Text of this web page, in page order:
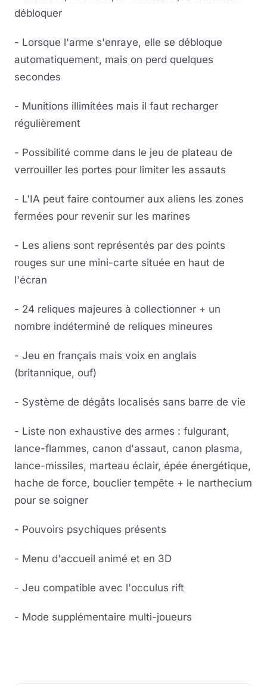
débloquer
- Lorsque l'arme s'enraye, elle se débloque
automatiquement, mais on perd quelques
secondes
- Munitions illimitées mais il faut recharger
régulièrement
- Possibilité comme dans le jeu de plateau de
verrouiller les portes pour limiter les assauts
- L'IA peut faire contourner aux aliens les zones
fermées pour revenir sur les marines
- Les aliens sont représentés par des points
rouges sur une mini-carte située en haut de
l'écran
- 24 reliques majeures à collectionner + un
nombre indéterminé de reliques mineures
- Jeu en français mais voix en anglais
(britannique, ouf)
- Système de dégâts localisés sans barre de vie
- Liste non exhaustive des armes : fulgurant,
lance-flammes, canon d'assaut, canon plasma,
lance-missiles, marteau éclair, épée énergétique,
hache de force, bouclier tempête + le narthecium
pour se soigner
- Pouvoirs psychiques présents
- Menu d'accueil animé et en 3D
- Jeu compatible avec l'occulus rift
- Mode supplémentaire multi-joueurs